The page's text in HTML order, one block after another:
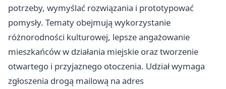
potrzeby, wymyślać rozwiązania i prototypować
pomysły. Tematy obejmują wykorzystanie
różnorodności kulturowej, lepsze angażowanie
mieszkańców w działania miejskie oraz tworzenie
otwartego i przyjaznego otoczenia. Udział wymaga
zgłoszenia drogą mailową na adres